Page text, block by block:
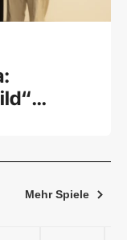
Mehr Spiele